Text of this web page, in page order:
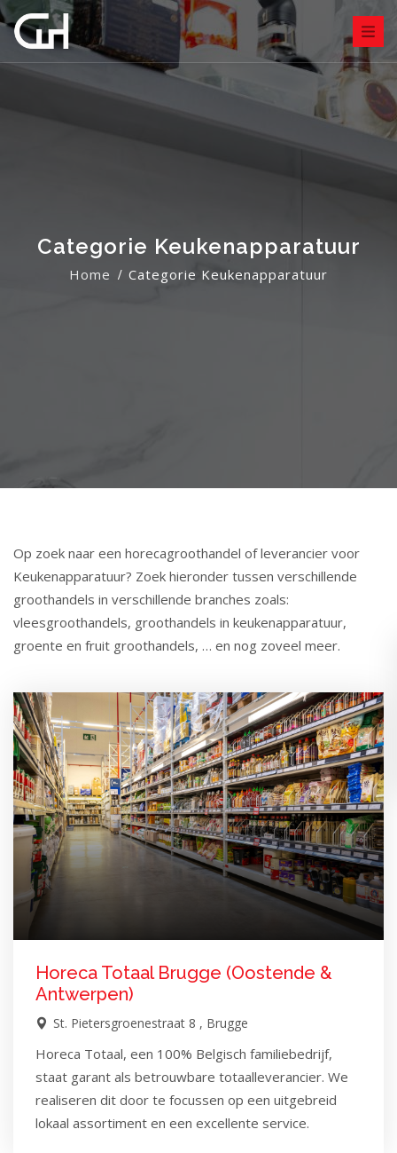
Categorie Keukenapparatuur
Home Categorie Keukenapparatuur
Op zoek naar een horecagroothandel of leverancier voor
Keukenapparatuur? Zoek hieronder tussen verschillende
groothandels in verschillende branches zoals:
vleesgroothandels, groothandels in keukenapparatuur,
groente en fruit groothandels, … en nog zoveel meer.
Horeca Totaal Brugge (Oostende &
Antwerpen)
St. Pietersgroenestraat 8 , Brugge
Horeca Totaal, een 100% Belgisch familiebedrijf,
staat garant als betrouwbare totaalleverancier. We
realiseren dit door te focussen op een uitgebreid
lokaal assortiment en een excellente service.